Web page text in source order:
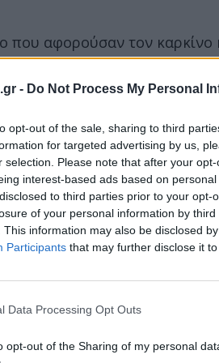
- Do Not Process My Personal
opt-out of the sale, sharing to third
for targeted advertising by us,
selection. Please note that after your
interest-based ads based on
to third parties prior to your opt-
of your personal information by third
This information may also be disclosed
Participants that may further disclose it
Data Processing Opt Outs
opt-out of the Sharing of my personal
που αφορούσαν τον καρκίνο
από ένα στα πέντε
τεκμηρίωση.
Ακόμα πιο
χαμηλότερητεκμηρίωση
των χρηστών.